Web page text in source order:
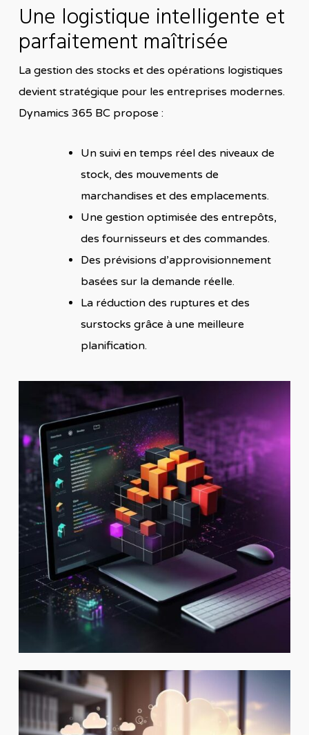
Une logistique intelligente et
parfaitement maîtrisée
La gestion des stocks et des opérations logistiques
devient stratégique pour les entreprises modernes.
Dynamics 365 BC propose :
Un suivi en temps réel des niveaux de
stock, des mouvements de
marchandises et des emplacements.
Une gestion optimisée des entrepôts,
des fournisseurs et des commandes.
Des prévisions d’approvisionnement
basées sur la demande réelle.
La réduction des ruptures et des
surstocks grâce à une meilleure
planification.